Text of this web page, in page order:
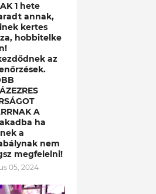
1 hete
annak,
kertes
hobbitelke
az
A
ha
a
nem
megfelelni!
05, 2024